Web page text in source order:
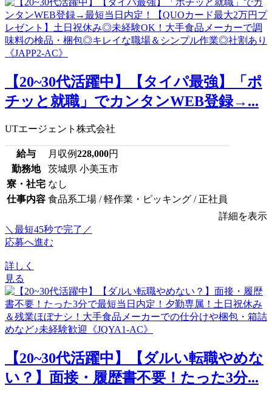
【20~30代活躍中】【タイパ最強】「ポ
チッと就職」でカンタンWEB登録→...
UTエージェント株式会社
給与 月収例228,000円
勤務地
茨城県 小美玉市
寮・社宅 なし
仕事内容 食品系工場 / 軽作業・ピッキング / 正社員
詳細を表示
＼最短45秒で完了／
応募へ進む
詳しく
見る
【20~30代活躍中】【ダルい転職やめな
い？】面接・履歴書不要！たった3分...